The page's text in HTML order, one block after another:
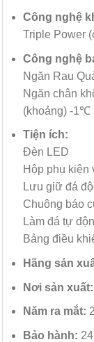
Công nghệ
Triple Power
Công nghệ
Ngăn Rau
Ngăn chân
(khoảng) -1℃
Tiện ích:
Đèn LED
Hộp phụ kiện
Lưu giữ đá
Chuông báo
Làm đá tự
Bảng điều
Hãng sản
Nơi sản xuất:
Năm ra mắt:
Bảo hành: